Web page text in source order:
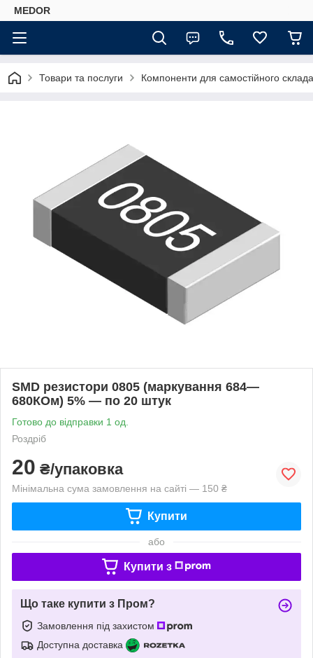
MEDOR
Товари та послуги Компоненти для самостійного
SMD резистори 0805 (маркування 684—
680КОм) 5% — по 20 штук
Готово до відправки 1 од.
Роздріб
20 ₴/упаковка
Мінімальна сума замовлення на сайті — 150 ₴
Купити
або
Купити з
Що таке купити з Пром?
Замовлення під захистом
Доступна доставка